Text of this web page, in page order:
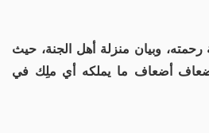
رحمته، وبيان منزلة أهل الجنة، حيث
أضعاف ما يملكه أي ملِك في